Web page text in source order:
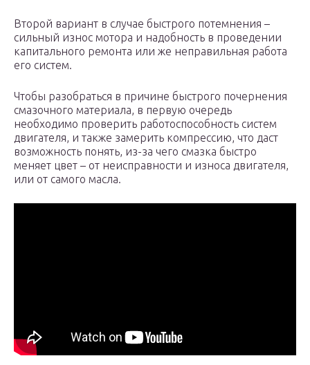
Второй вариант в случае быстрого потемнения –
сильный износ мотора и надобность в проведении
капитального ремонта или же неправильная работа
его систем.
Чтобы разобраться в причине быстрого почернения
смазочного материала, в первую очередь
необходимо проверить работоспособность систем
двигателя, и также замерить компрессию, что даст
возможность понять, из-за чего смазка быстро
меняет цвет – от неисправности и износа двигателя,
или от самого масла.